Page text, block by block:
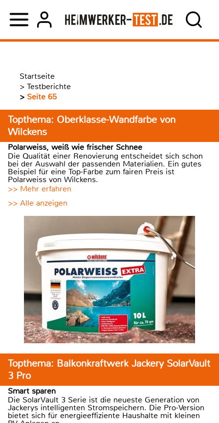
Startseite
> Testberichte
> Seite 65
Topthema: Oberklasse-Wandfarbe von
Wilckens
Polarweiss, weiß wie frischer Schnee
Die Qualität einer Renovierung entscheidet sich schon
bei der Auswahl der passenden Materialien. Ein gutes
Beispiel für eine Top-Farbe zum fairen Preis ist
Polarweiss von Wilckens.
>> Mehr erfahren
>> Alle anzeigen
Topthema: Balkonkraftwerk Jackery SolarVault
3 Pro
Smart sparen
Die SolarVault 3 Serie ist die neueste Generation von
Jackerys intelligenten Stromspeichern. Die Pro-Version
bietet sich für energieeffiziente Haushalte mit kleinen